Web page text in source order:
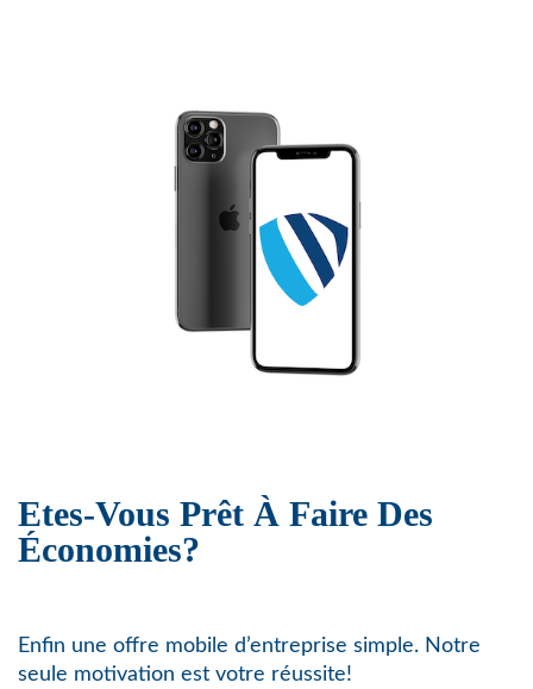
Etes-Vous Prêt À Faire Des
Économies?
Enfin une offre mobile d’entreprise simple. Notre
seule motivation est votre réussite!